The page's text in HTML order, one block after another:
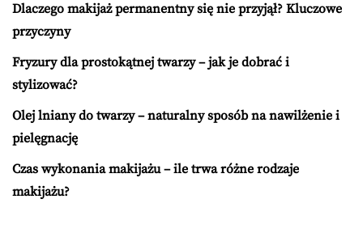
Dlaczego makijaż permanentny się nie przyjął? Kluczowe
przyczyny
Fryzury dla prostokątnej twarzy – jak je dobrać i
stylizować?
Olej lniany do twarzy – naturalny sposób na nawilżenie i
pielęgnację
Czas wykonania makijażu – ile trwa różne rodzaje
makijażu?